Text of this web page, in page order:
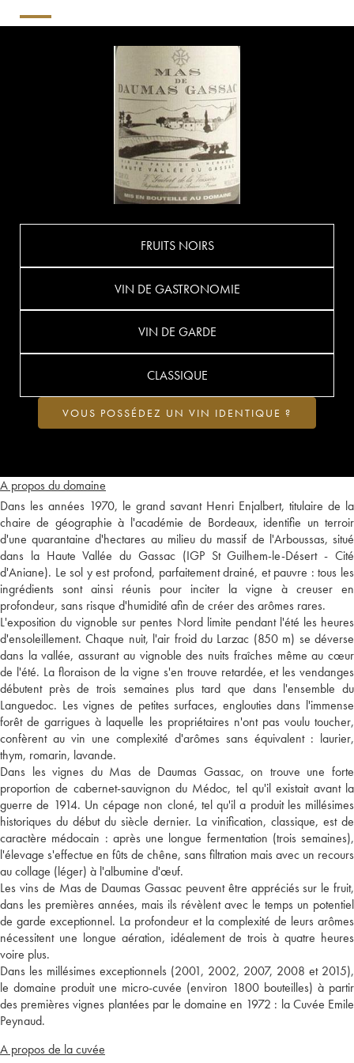
A propos du domaine
Dans les années 1970, le grand savant Henri Enjalbert, titulaire de la
chaire de géographie à l'académie de Bordeaux, identifie un terroir
d'une quarantaine d'hectares au milieu du massif de l'Arboussas, situé
dans la Haute Vallée du Gassac (IGP St Guilhem-le-Désert - Cité
d'Aniane). Le sol y est profond, parfaitement drainé, et pauvre : tous les
ingrédients sont ainsi réunis pour inciter la vigne à creuser en
profondeur, sans risque d'humidité afin de créer des arômes rares.
L'exposition du vignoble sur pentes Nord limite pendant l'été les heures
d'ensoleillement. Chaque nuit, l'air froid du Larzac (850 m) se déverse
dans la vallée, assurant au vignoble des nuits fraîches même au cœur
de l'été. La floraison de la vigne s'en trouve retardée, et les vendanges
débutent près de trois semaines plus tard que dans l'ensemble du
Languedoc. Les vignes de petites surfaces, englouties dans l'immense
forêt de garrigues à laquelle les propriétaires n'ont pas voulu toucher,
confèrent au vin une complexité d'arômes sans équivalent : laurier,
thym, romarin, lavande.
Dans les vignes du Mas de Daumas Gassac, on trouve une forte
proportion de cabernet-sauvignon du Médoc, tel qu'il existait avant la
guerre de 1914. Un cépage non cloné, tel qu'il a produit les millésimes
historiques du début du siècle dernier. La vinification, classique, est de
caractère médocain : après une longue fermentation (trois semaines),
l'élevage s'effectue en fûts de chêne, sans filtration mais avec un recours
au collage (léger) à l'albumine d'œuf.
Les vins de Mas de Daumas Gassac peuvent être appréciés sur le fruit,
dans les premières années, mais ils révèlent avec le temps un potentiel
de garde exceptionnel. La profondeur et la complexité de leurs arômes
nécessitent une longue aération, idéalement de trois à quatre heures
voire plus.
Dans les millésimes exceptionnels (2001, 2002, 2007, 2008 et 2015),
le domaine produit une micro-cuvée (environ 1800 bouteilles) à partir
des premières vignes plantées par le domaine en 1972 : la Cuvée Emile
Peynaud.
A propos de la cuvée
FRUITS NOIRS
VIN DE GASTRONOMIE
VIN DE GARDE
CLASSIQUE
VOUS POSSÉDEZ UN VIN IDENTIQUE ?